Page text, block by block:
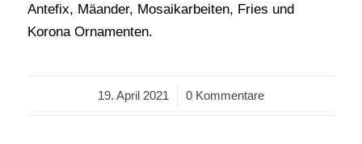
Antefix, Mäander, Mosaikarbeiten, Fries und
Korona Ornamenten.
19. April 2021
/ 0 Kommentare